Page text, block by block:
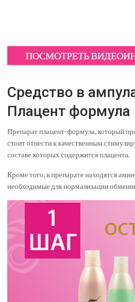
ПОСМОТРЕТЬ
Средство в
Плацент формула
Препарат плацент-формула, который
стоит отнести к качественным
составе которых содержится плацента.
Кроме того, в препарате находятся
необходимые для нормализации